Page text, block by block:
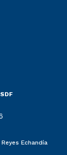
Echandía